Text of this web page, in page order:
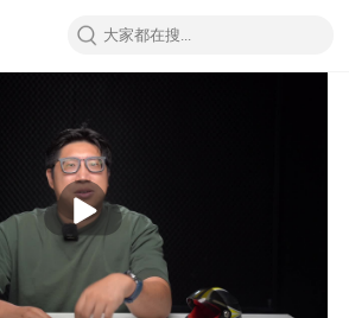
播
放